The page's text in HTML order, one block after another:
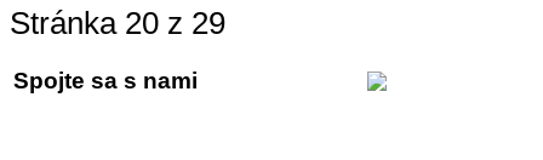
Stránka 20 z 29
Spojte sa s nami